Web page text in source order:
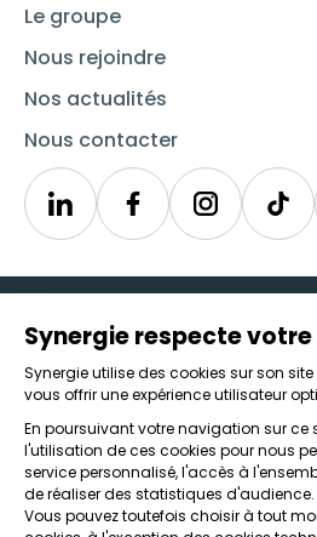
Le groupe
Nous rejoindre
Nos actualités
Nous contacter
LinkedinSynergieInstagram
Icône d'illustration
Candidats
Entreprises
Icône d'illustration
Nos agences
Icône d'illustration
Conditions générales